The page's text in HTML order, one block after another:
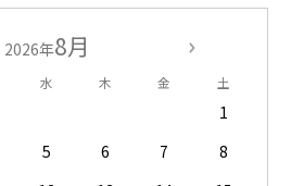
2026年8月
水 木 金 土
1
5 6 7
8